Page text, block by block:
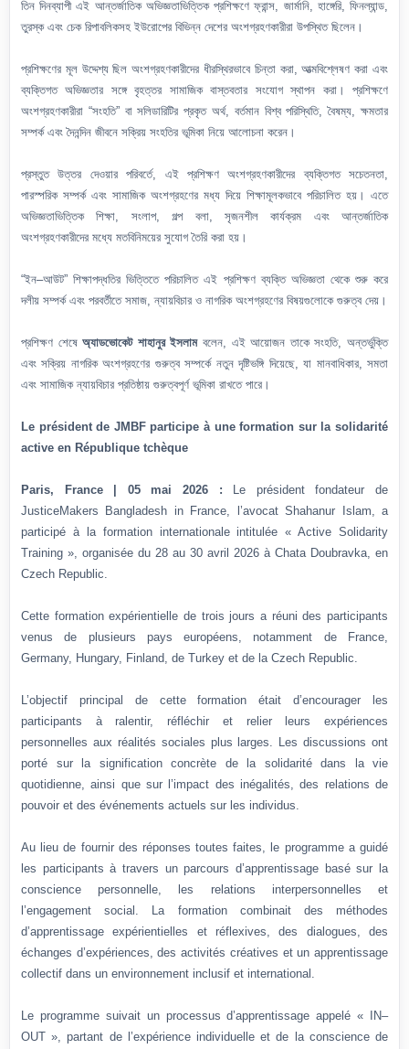
তিন দিনব্যাপী এই আন্তর্জাতিক অভিজ্ঞতাভিত্তিক প্রশিক্ষণে ফ্রান্স, জার্মানি, হাঙ্গেরি, ফিনল্যান্ড,
তুরস্ক এবং চেক রিপাবলিকসহ ইউরোপের বিভিন্ন দেশের অংশগ্রহণকারীরা উপস্থিত ছিলেন।
প্রশিক্ষণের মূল উদ্দেশ্য ছিল অংশগ্রহণকারীদের ধীরস্থিরভাবে চিন্তা করা, আত্মবিশ্লেষণ করা এবং
ব্যক্তিগত অভিজ্ঞতার সঙ্গে বৃহত্তর সামাজিক বাস্তবতার সংযোগ স্থাপন করা। প্রশিক্ষণে
অংশগ্রহণকারীরা “সংহতি” বা সলিডারিটির প্রকৃত অর্থ, বর্তমান বিশ্ব পরিস্থিতি, বৈষম্য, ক্ষমতার
সম্পর্ক এবং দৈনন্দিন জীবনে সক্রিয় সংহতির ভূমিকা নিয়ে আলোচনা করেন।
প্রস্তুত উত্তর দেওয়ার পরিবর্তে, এই প্রশিক্ষণ অংশগ্রহণকারীদের ব্যক্তিগত সচেতনতা,
পারস্পরিক সম্পর্ক এবং সামাজিক অংশগ্রহণের মধ্য দিয়ে শিক্ষামূলকভাবে পরিচালিত হয়। এতে
অভিজ্ঞতাভিত্তিক শিক্ষা, সংলাপ, গল্প বলা, সৃজনশীল কার্যক্রম এবং আন্তর্জাতিক
অংশগ্রহণকারীদের মধ্যে মতবিনিময়ের সুযোগ তৈরি করা হয়।
“ইন–আউট” শিক্ষাপদ্ধতির ভিত্তিতে পরিচালিত এই প্রশিক্ষণ ব্যক্তি অভিজ্ঞতা থেকে শুরু করে
দলীয় সম্পর্ক এবং পরবর্তীতে সমাজ, ন্যায়বিচার ও নাগরিক অংশগ্রহণের বিষয়গুলোকে গুরুত্ব দেয়।
প্রশিক্ষণ শেষেঅ্যাডভোকেট শাহানুর ইসলামবলেন, এই আয়োজন তাকে সংহতি, অন্তর্ভুক্তি
এবং সক্রিয় নাগরিক অংশগ্রহণের গুরুত্ব সম্পর্কে নতুন দৃষ্টিভঙ্গি দিয়েছে, যা মানবাধিকার, সমতা
এবং সামাজিক ন্যায়বিচার প্রতিষ্ঠায় গুরুত্বপূর্ণ ভূমিকা রাখতে পারে।
Le président de JMBF participe à une formation sur la solidarité
active en République tchèque
Paris, France | 05 mai 2026 :
Le président fondateur de
JusticeMakers Bangladesh in France, l’avocat Shahanur Islam, a
participé à la formation internationale intitulée « Active Solidarity
Training », organisée du 28 au 30 avril 2026 à Chata Doubravka, en
Czech Republic.
Cette formation expérientielle de trois jours a réuni des participants
venus de plusieurs pays européens, notamment de France,
Germany, Hungary, Finland, de Turkey et de la Czech Republic.
L’objectif principal de cette formation était d’encourager les
participants à ralentir, réfléchir et relier leurs expériences
personnelles aux réalités sociales plus larges. Les discussions ont
porté sur la signification concrète de la solidarité dans la vie
quotidienne, ainsi que sur l’impact des inégalités, des relations de
pouvoir et des événements actuels sur les individus.
Au lieu de fournir des réponses toutes faites, le programme a guidé
les participants à travers un parcours d’apprentissage basé sur la
conscience personnelle, les relations interpersonnelles et
l’engagement social. La formation combinait des méthodes
d’apprentissage expérientielles et réflexives, des dialogues, des
échanges d’expériences, des activités créatives et un apprentissage
collectif dans un environnement inclusif et international.
Le programme suivait un processus d’apprentissage appelé « IN–
OUT », partant de l’expérience individuelle et de la conscience de